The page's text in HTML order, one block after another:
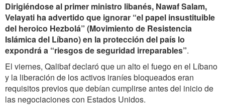
Dirigiéndose al primer ministro libanés, Nawaf Salam,
Velayati ha advertido que ignorar “el papel insustituible
del heroico Hezbolá” (Movimiento de Resistencia
Islámica del Líbano) en la protección del país lo
expondrá a “riesgos de seguridad irreparables”.
El viernes, Qalibaf declaró que un alto el fuego en el Líbano
y la liberación de los activos iraníes bloqueados eran
requisitos previos que debían cumplirse antes del inicio de
las negociaciones con Estados Unidos.